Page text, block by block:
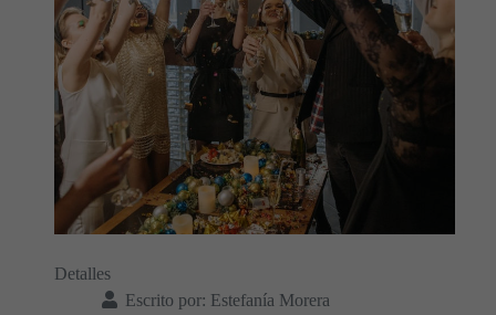
Detalles
Escrito por: Estefanía Morera